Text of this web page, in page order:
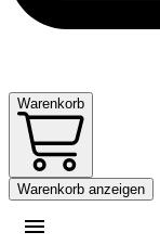
Warenkorb
Warenkorb anzeigen